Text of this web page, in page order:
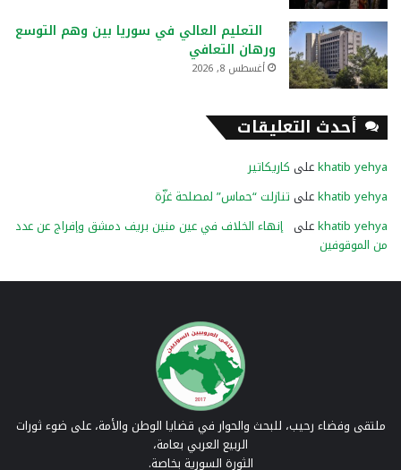
التعليم العالي في سوريا بين وهم التوسع
ورهان التعافي
أغسطس 8, 2026
أحدث التعليقات
khatib yehyaعلى كاريكاتير
khatib yehyaعلى تنازلت “حماس” لمصلحة غزّة
khatib yehyaعلى إنهاء الخلاف في عين منين بريف دمشق وإفراج عن عدد
من الموقوفين
ملتقى وفضاء رحيب، للبحث والحوار في قضايا الوطن والأمة، على ضوء ثورات
الربيع العربي بعامة،
الثورة السورية بخاصة.